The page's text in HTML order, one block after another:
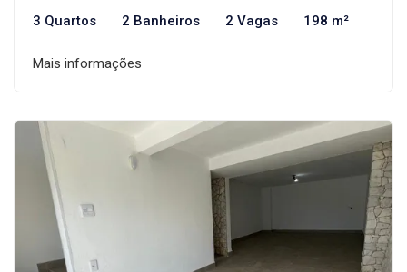
3 Quartos 2 Banheiros 2 Vagas 198 m²
Mais informações